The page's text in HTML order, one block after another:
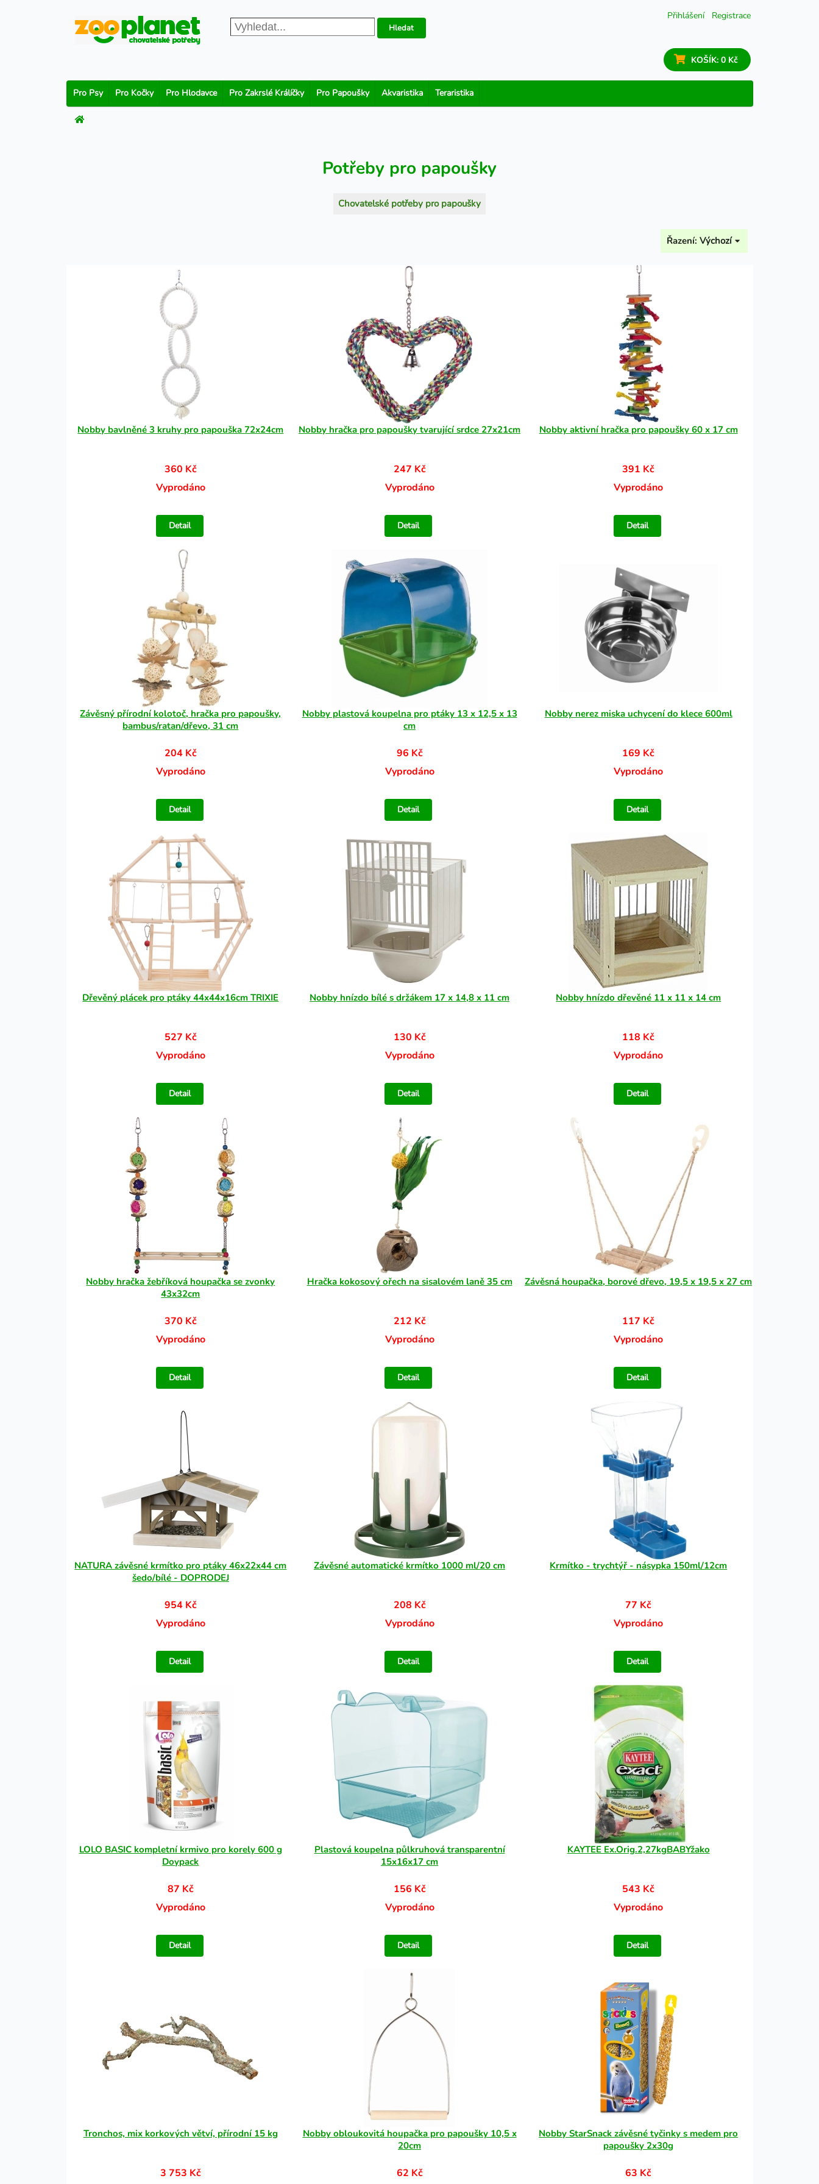
Přihlášení Registrace
Hledat
KOŠÍK: 0 Kč
Pro Psy Pro Kočky Pro Hlodavce Pro Zakrslé Králíčky Pro Papoušky Akvaristika Teraristika
Potřeby pro papoušky
Chovatelské potřeby pro papoušky
Řazení: Výchozí
Nobby bavlněné 3 kruhy pro papouška 72x24cm
360 Kč
Vyprodáno
Detail
Nobby hračka pro papoušky tvarující srdce 27x21cm
247 Kč
Vyprodáno
Detail
Nobby aktivní hračka pro papoušky 60 x 17 cm
391 Kč
Vyprodáno
Detail
Závěsný přírodní kolotoč, hračka pro papoušky,
bambus/ratan/dřevo, 31 cm
204 Kč
Vyprodáno
Detail
Nobby plastová koupelna pro ptáky 13 x 12,5 x 13
cm
96 Kč
Vyprodáno
Detail
Nobby nerez miska uchycení do klece 600ml
169 Kč
Vyprodáno
Detail
Dřevěný plácek pro ptáky 44x44x16cm TRIXIE
527 Kč
Vyprodáno
Detail
Nobby hnízdo bílé s držákem 17 x 14,8 x 11 cm
130 Kč
Vyprodáno
Detail
Nobby hnízdo dřevěné 11 x 11 x 14 cm
118 Kč
Vyprodáno
Detail
Nobby hračka žebříková houpačka se zvonky
43x32cm
370 Kč
Vyprodáno
Detail
Hračka kokosový ořech na sisalovém laně 35 cm
212 Kč
Vyprodáno
Detail
Závěsná houpačka, borové dřevo, 19,5 x 19,5 x 27 cm
117 Kč
Vyprodáno
Detail
NATURA závěsné krmítko pro ptáky 46x22x44 cm
šedo/bílé - DOPRODEJ
954 Kč
Vyprodáno
Detail
Závěsné automatické krmítko 1000 ml/20 cm
208 Kč
Vyprodáno
Detail
Krmítko - trychtýř - násypka 150ml/12cm
77 Kč
Vyprodáno
Detail
LOLO BASIC kompletní krmivo pro korely 600 g
Doypack
87 Kč
Vyprodáno
Detail
Plastová koupelna půlkruhová transparentní
15x16x17 cm
156 Kč
Vyprodáno
Detail
KAYTEE Ex.Orig.2,27kgBABYžako
543 Kč
Vyprodáno
Detail
Tronchos, mix korkových větví, přírodní 15 kg
3 753 Kč
Nobby obloukovitá houpačka pro papoušky 10,5 x
20cm
62 Kč
Nobby StarSnack závěsné tyčinky s medem pro
papoušky 2x30g
63 Kč